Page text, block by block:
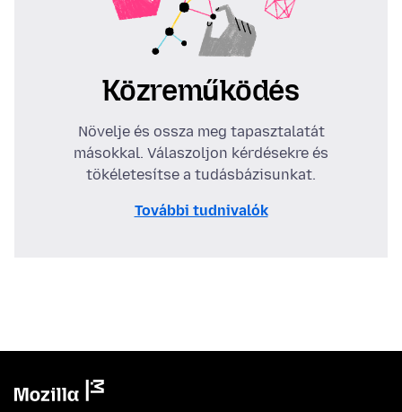
Közreműködés
Növelje és ossza meg tapasztalatát
másokkal. Válaszoljon kérdésekre és
tökéletesítse a tudásbázisunkat.
További tudnivalók